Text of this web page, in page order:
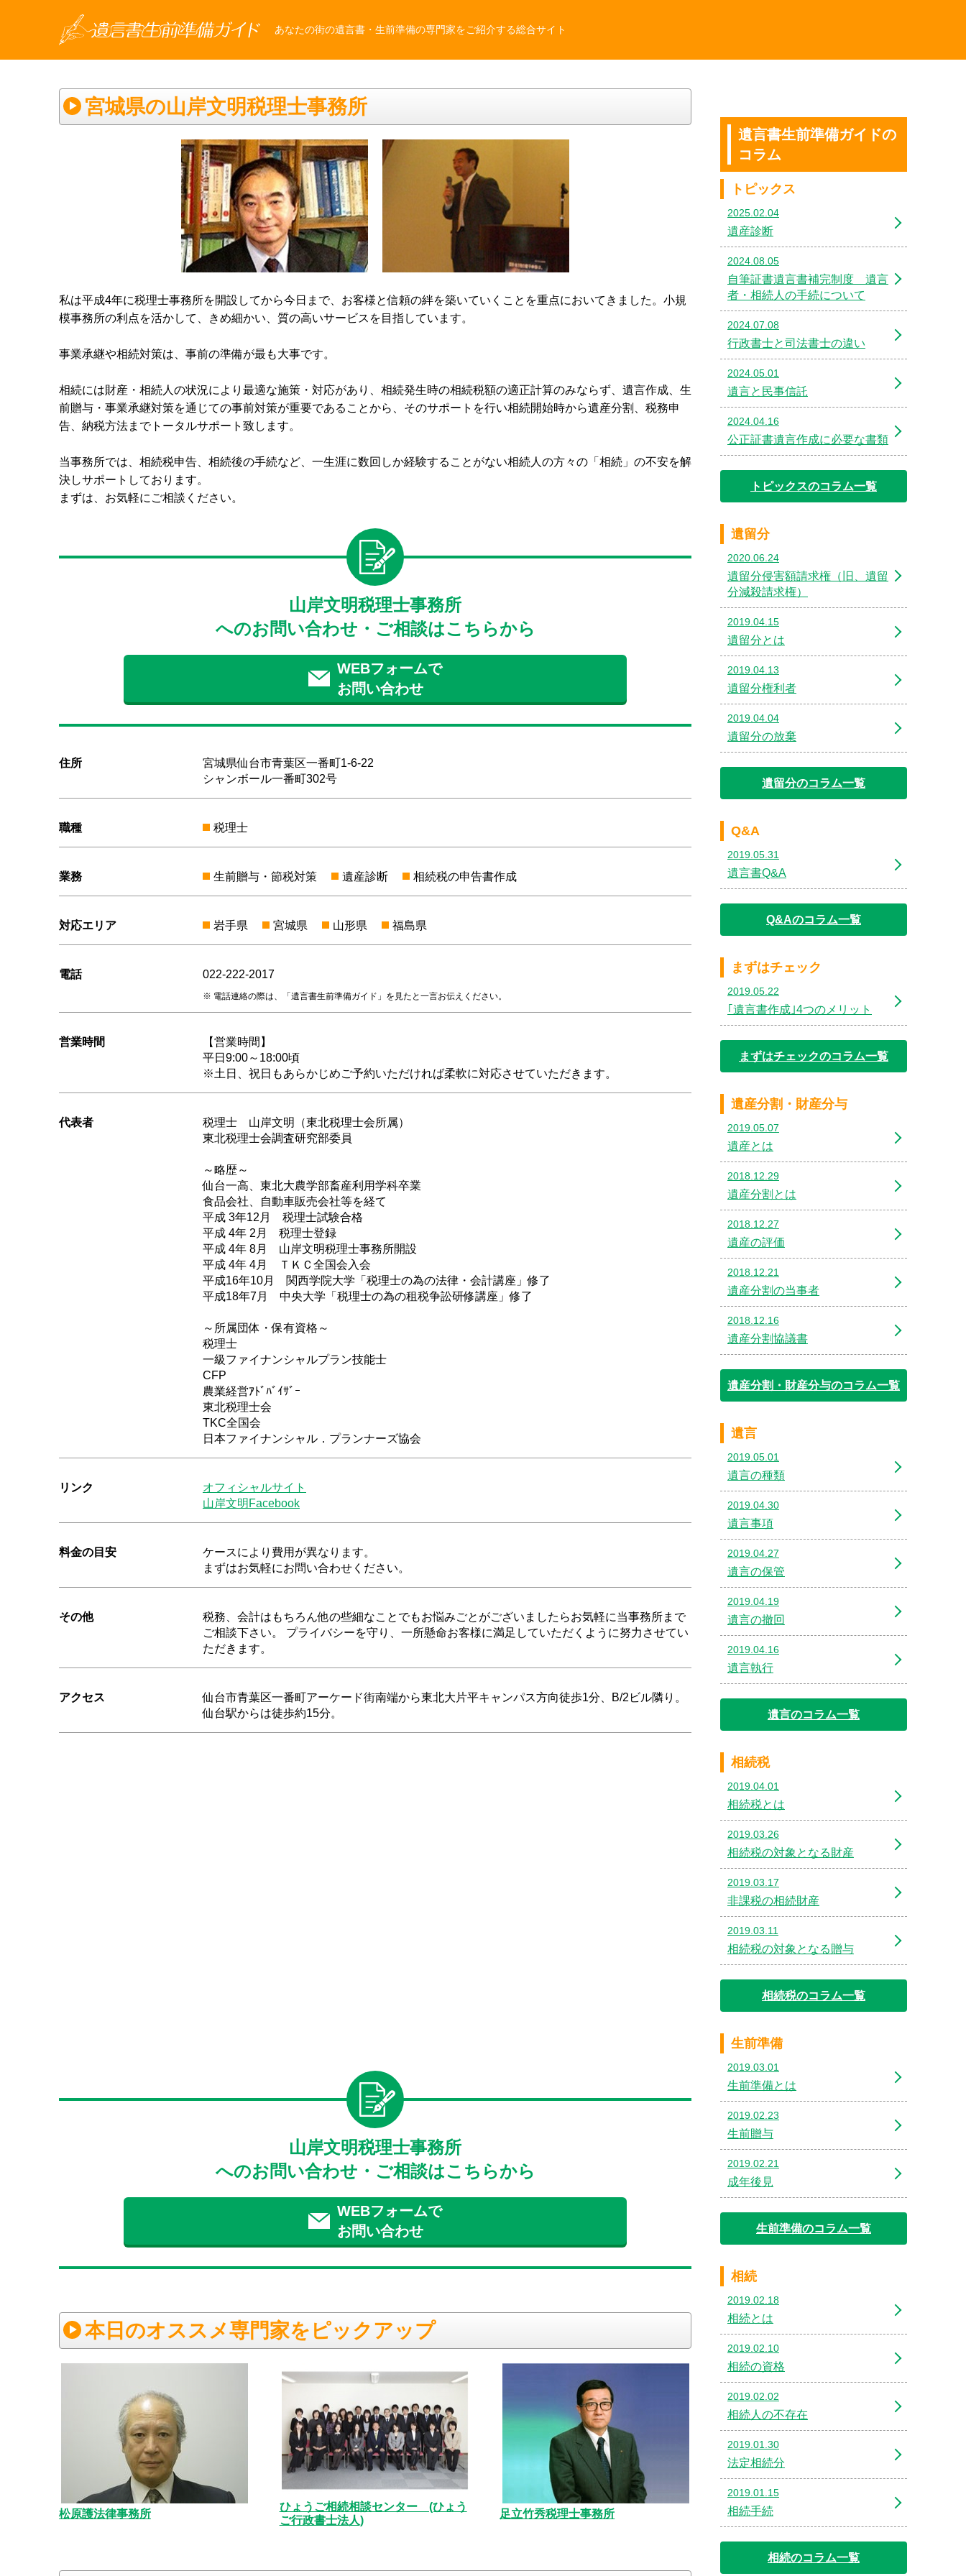
あなたの街の遺言書・生前準備の専門家をご紹介する総合サイト
宮城県の山岸文明税理士事務所
私は平成4年に税理士事務所を開設してから今日まで、お客様と信頼の絆を築いていくことを重点においてきました。小規
模事務所の利点を活かして、きめ細かい、質の高いサービスを目指しています。
事業承継や相続対策は、事前の準備が最も大事です。
相続には財産・相続人の状況により最適な施策・対応があり、相続発生時の相続税額の適正計算のみならず、遺言作成、生
前贈与・事業承継対策を通じての事前対策が重要であることから、そのサポートを行い相続開始時から遺産分割、税務申
告、納税方法までトータルサポート致します。
当事務所では、相続税申告、相続後の手続など、一生涯に数回しか経験することがない相続人の方々の「相続」の不安を解
決しサポートしております。
まずは、お気軽にご相談ください。
山岸文明税理士事務所
へのお問い合わせ・ご相談はこちらから
WEBフォームで
お問い合わせ
住所
宮城県仙台市青葉区一番町1-6-22
シャンボール一番町302号
職種 税理士
業務 生前贈与・節税対策 遺産診断 相続税の申告書作成
対応エリア 岩手県 宮城県 山形県 福島県
電話 022-222-2017
電話連絡の際は、「遺言書生前準備ガイド」を見たと一言お伝えください。
営業時間
【営業時間】
平日9:00～18:00頃
※土日、祝日もあらかじめご予約いただければ柔軟に対応させていただきます。
代表者
税理士 山岸文明（東北税理士会所属）
東北税理士会調査研究部委員
～略歴～
仙台一高、東北大農学部畜産利用学科卒業
食品会社、自動車販売会社等を経て
平成 3年12月 税理士試験合格
平成 4年 2月 税理士登録
平成 4年 8月 山岸文明税理士事務所開設
平成 4年 4月 ＴＫＣ全国会入会
平成16年10月 関西学院大学「税理士の為の法律・会計講座」修了
平成18年7月 中央大学「税理士の為の租税争訟研修講座」修了
～所属団体・保有資格～
税理士
一級ファイナンシャルプラン技能士
CFP
農業経営ｱﾄﾞﾊﾞｲｻﾞｰ
東北税理士会
TKC全国会
日本ファイナンシャル．プランナーズ協会
リンク
オフィシャルサイト
山岸文明Facebook
料金の目安
ケースにより費用が異なります。
まずはお気軽にお問い合わせください。
その他
税務、会計はもちろん他の些細なことでもお悩みごとがございましたらお気軽に当事務所まで
ご相談下さい。 プライバシーを守り、一所懸命お客様に満足していただくように努力させてい
ただきます。
アクセス
仙台市青葉区一番町アーケード街南端から東北大片平キャンパス方向徒歩1分、B/2ビル隣り。
仙台駅からは徒歩約15分。
山岸文明税理士事務所
へのお問い合わせ・ご相談はこちらから
WEBフォームで
お問い合わせ
本日のオススメ専門家をピックアップ
松原護法律事務所
ひょうご相続相談センター (ひょう
ご行政書士法人)
足立竹秀税理士事務所
遺言書生前準備ガイドの
コラム
トピックス
2025.02.04
遺産診断
2024.08.05
自筆証書遺言書補完制度 遺言
者・相続人の手続について
2024.07.08
行政書士と司法書士の違い
2024.05.01
遺言と民事信託
2024.04.16
公正証書遺言作成に必要な書類
トピックスのコラム一覧
遺留分
2020.06.24
遺留分侵害額請求権（旧、遺留
分減殺請求権）
2019.04.15
遺留分とは
2019.04.13
遺留分権利者
2019.04.04
遺留分の放棄
遺留分のコラム一覧
Q&A
2019.05.31
遺言書Q&A
Q&Aのコラム一覧
まずはチェック
2019.05.22
｢遺言書作成｣4つのメリット
まずはチェックのコラム一覧
遺産分割・財産分与
2019.05.07
遺産とは
2018.12.29
遺産分割とは
2018.12.27
遺産の評価
2018.12.21
遺産分割の当事者
2018.12.16
遺産分割協議書
遺産分割・財産分与のコラム一覧
遺言
2019.05.01
遺言の種類
2019.04.30
遺言事項
2019.04.27
遺言の保管
2019.04.19
遺言の撤回
2019.04.16
遺言執行
遺言のコラム一覧
相続税
2019.04.01
相続税とは
2019.03.26
相続税の対象となる財産
2019.03.17
非課税の相続財産
2019.03.11
相続税の対象となる贈与
相続税のコラム一覧
生前準備
2019.03.01
生前準備とは
2019.02.23
生前贈与
2019.02.21
成年後見
生前準備のコラム一覧
相続
2019.02.18
相続とは
2019.02.10
相続の資格
2019.02.02
相続人の不存在
2019.01.30
法定相続分
2019.01.15
相続手続
相続のコラム一覧